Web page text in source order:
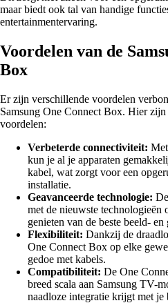
maar biedt ook tal van handige
entertainmentervaring.
Voordelen van de
Box
Er zijn verschillende voordelen
Samsung One Connect Box. Hier
voordelen:
Verbeterde connectiviteit:
kun je al je apparaten
kabel, wat zorgt voor een
installatie.
Geavanceerde technologie:
met de nieuwste technologieën
genieten van de beste beeld-
Flexibiliteit: Dankzij de
One Connect Box op elke
gedoe met kabels.
Compatibiliteit: De One
breed scala aan Samsung TV-
naadloze integratie krijgt met je